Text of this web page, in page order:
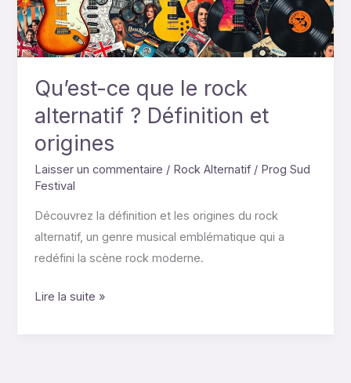
Qu’est-ce que le rock
alternatif ? Définition et
origines
Laisser un commentaire / Rock Alternatif / Prog Sud
Festival
Découvrez la définition et les origines du rock
alternatif, un genre musical emblématique qui a
redéfini la scène rock moderne.
?
Définition
et
origines
Lire la suite »